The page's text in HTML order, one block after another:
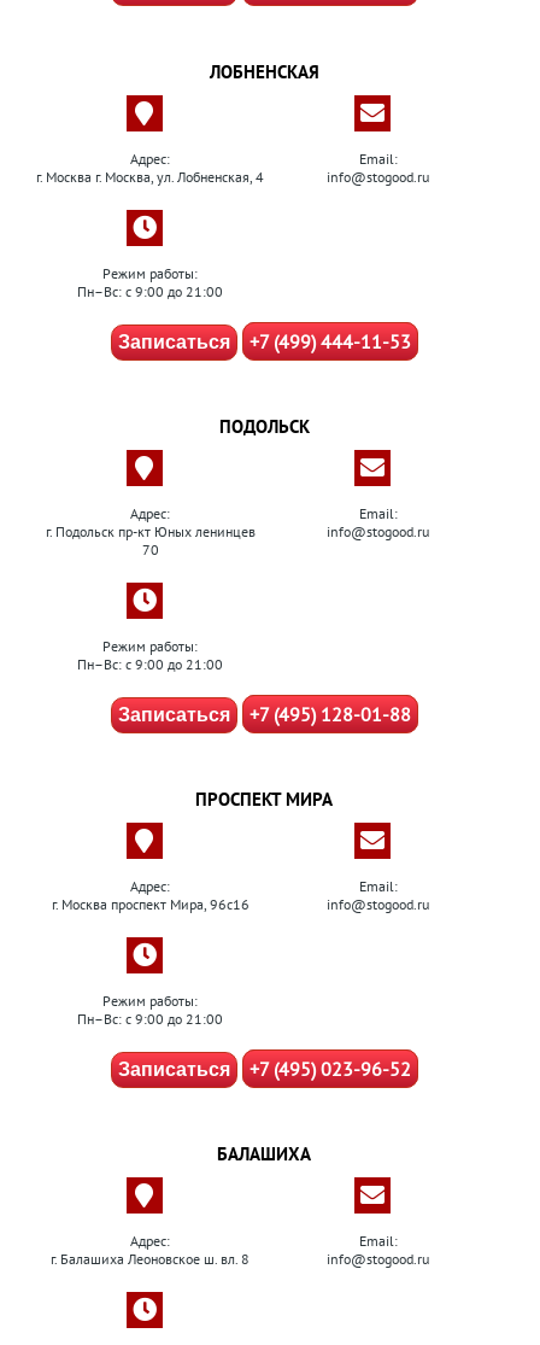
ЛОБНЕНСКАЯ
Адрес:
г. Москва г. Москва, ул. Лобненская, 4
Email:
info@stogood.ru
Режим работы:
Пн–Вс: с 9:00 до 21:00
Записаться +7 (499) 444-11-53
ПОДОЛЬСК
Адрес:
г. Подольск пр-кт Юных ленинцев
70
Email:
info@stogood.ru
Режим работы:
Пн–Вс: с 9:00 до 21:00
Записаться +7 (495) 128-01-88
ПРОСПЕКТ МИРА
Адрес:
г. Москва проспект Мира, 96с16
Email:
info@stogood.ru
Режим работы:
Пн–Вс: с 9:00 до 21:00
Записаться +7 (495) 023-96-52
БАЛАШИХА
Адрес:
г. Балашиха Леоновское ш. вл. 8
Email:
info@stogood.ru